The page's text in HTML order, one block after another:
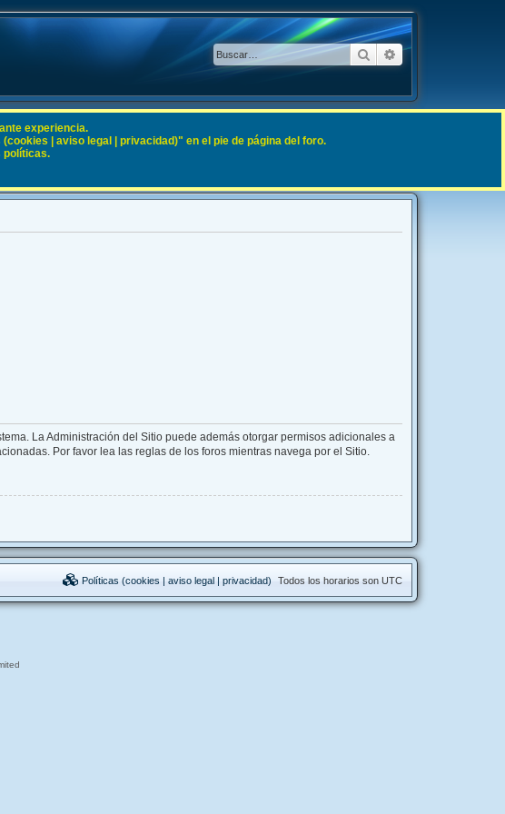
BuscarBúsqueda
La Administración del Sitio puede además otorgar permisos adicionales a
Por favor lea las reglas de los foros mientras navega por el Sitio.
experiencia.
| aviso legal | privacidad)" en el pie de página del foro.
políticas.
Todos los horarios son UTC
Políticas (cookies | aviso legal | privacidad)